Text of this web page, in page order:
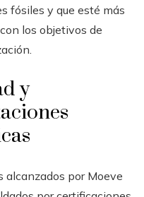
fósiles y que esté más
los objetivos de
y
alcanzados por Moeve